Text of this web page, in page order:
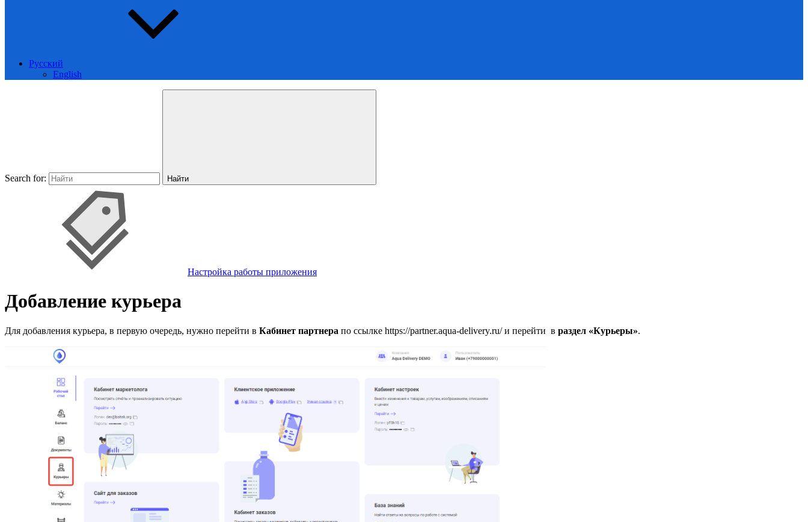
Русский
English
Search for: Найти
Настройка работы приложения
Добавление курьера
Для добавления курьера, в первую очередь, нужно перейти в Кабинет партнера по ссылке https://partner.aqua-delivery.ru/ и перейти в раздел «Курьеры».